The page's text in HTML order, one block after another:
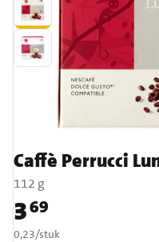
Caffè Perrucci
112 g
Prijs: € 3,69
369
€ 0,23 per stuk
0,23/stuk